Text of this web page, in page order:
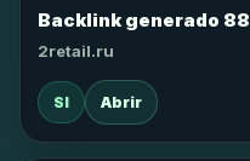
Backlink generado 88
2retail.ru
SI Abrir